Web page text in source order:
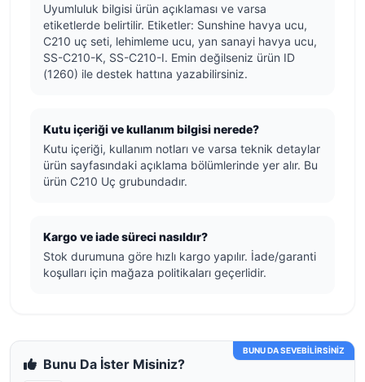
Uyumluluk bilgisi ürün açıklaması ve varsa
etiketlerde belirtilir. Etiketler: Sunshine havya ucu,
C210 uç seti, lehimleme ucu, yan sanayi havya ucu,
SS-C210-K, SS-C210-I. Emin değilseniz ürün ID
(1260) ile destek hattına yazabilirsiniz.
Kutu içeriği ve kullanım bilgisi nerede?
Kutu içeriği, kullanım notları ve varsa teknik detaylar
ürün sayfasındaki açıklama bölümlerinde yer alır. Bu
ürün C210 Uç grubundadır.
Kargo ve iade süreci nasıldır?
Stok durumuna göre hızlı kargo yapılır. İade/garanti
koşulları için mağaza politikaları geçerlidir.
BUNU DA SEVEBİLİRSİNİZ
Bunu Da İster Misiniz?